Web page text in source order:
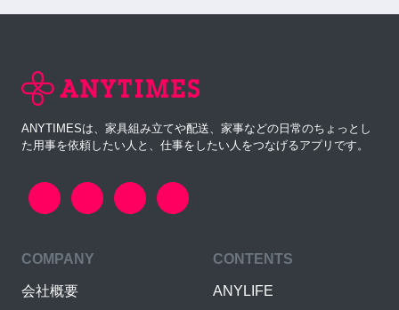
ANYTIMESは、家具組み立てや配送、家事などの日常のちょっとし
た用事を依頼したい人と、仕事をしたい人をつなげるアプリです。
COMPANY
会社概要
CONTENTS
ANYLIFE